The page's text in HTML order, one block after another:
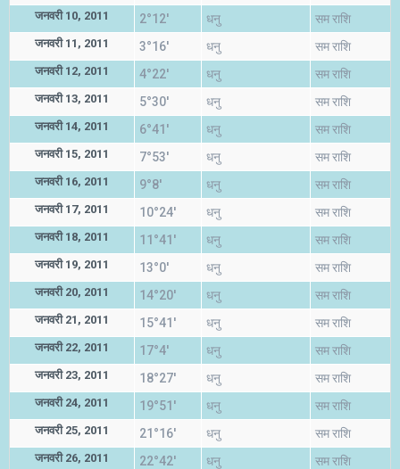
जनवरी 10, 2011 2°12' धनु सम राशि
जनवरी 11, 2011 3°16' धनु सम राशि
जनवरी 12, 2011 4°22' धनु सम राशि
जनवरी 13, 2011 5°30' धनु सम राशि
जनवरी 14, 2011 6°41' धनु सम राशि
जनवरी 15, 2011 7°53' धनु सम राशि
जनवरी 16, 2011 9°8' धनु सम राशि
जनवरी 17, 2011 10°24' धनु सम राशि
जनवरी 18, 2011 11°41' धनु सम राशि
जनवरी 19, 2011 13°0' धनु सम राशि
जनवरी 20, 2011 14°20' धनु सम राशि
जनवरी 21, 2011 15°41' धनु सम राशि
जनवरी 22, 2011 17°4' धनु सम राशि
जनवरी 23, 2011 18°27' धनु सम राशि
जनवरी 24, 2011 19°51' धनु सम राशि
जनवरी 25, 2011 21°16' धनु सम राशि
जनवरी 26, 2011 22°42' धनु सम राशि